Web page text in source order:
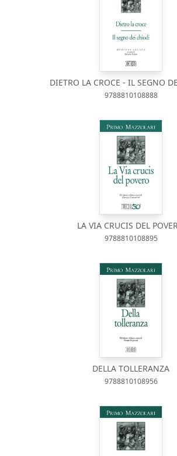
DIETRO LA CROCE - IL SEGNO
9788810108888
LA VIA CRUCIS DEL
9788810108895
DELLA TOLLERANZA
9788810108956